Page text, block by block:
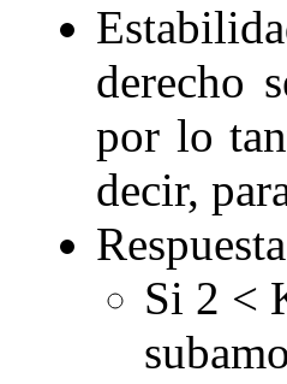
derecho
por lo
decir,
Si 2 <